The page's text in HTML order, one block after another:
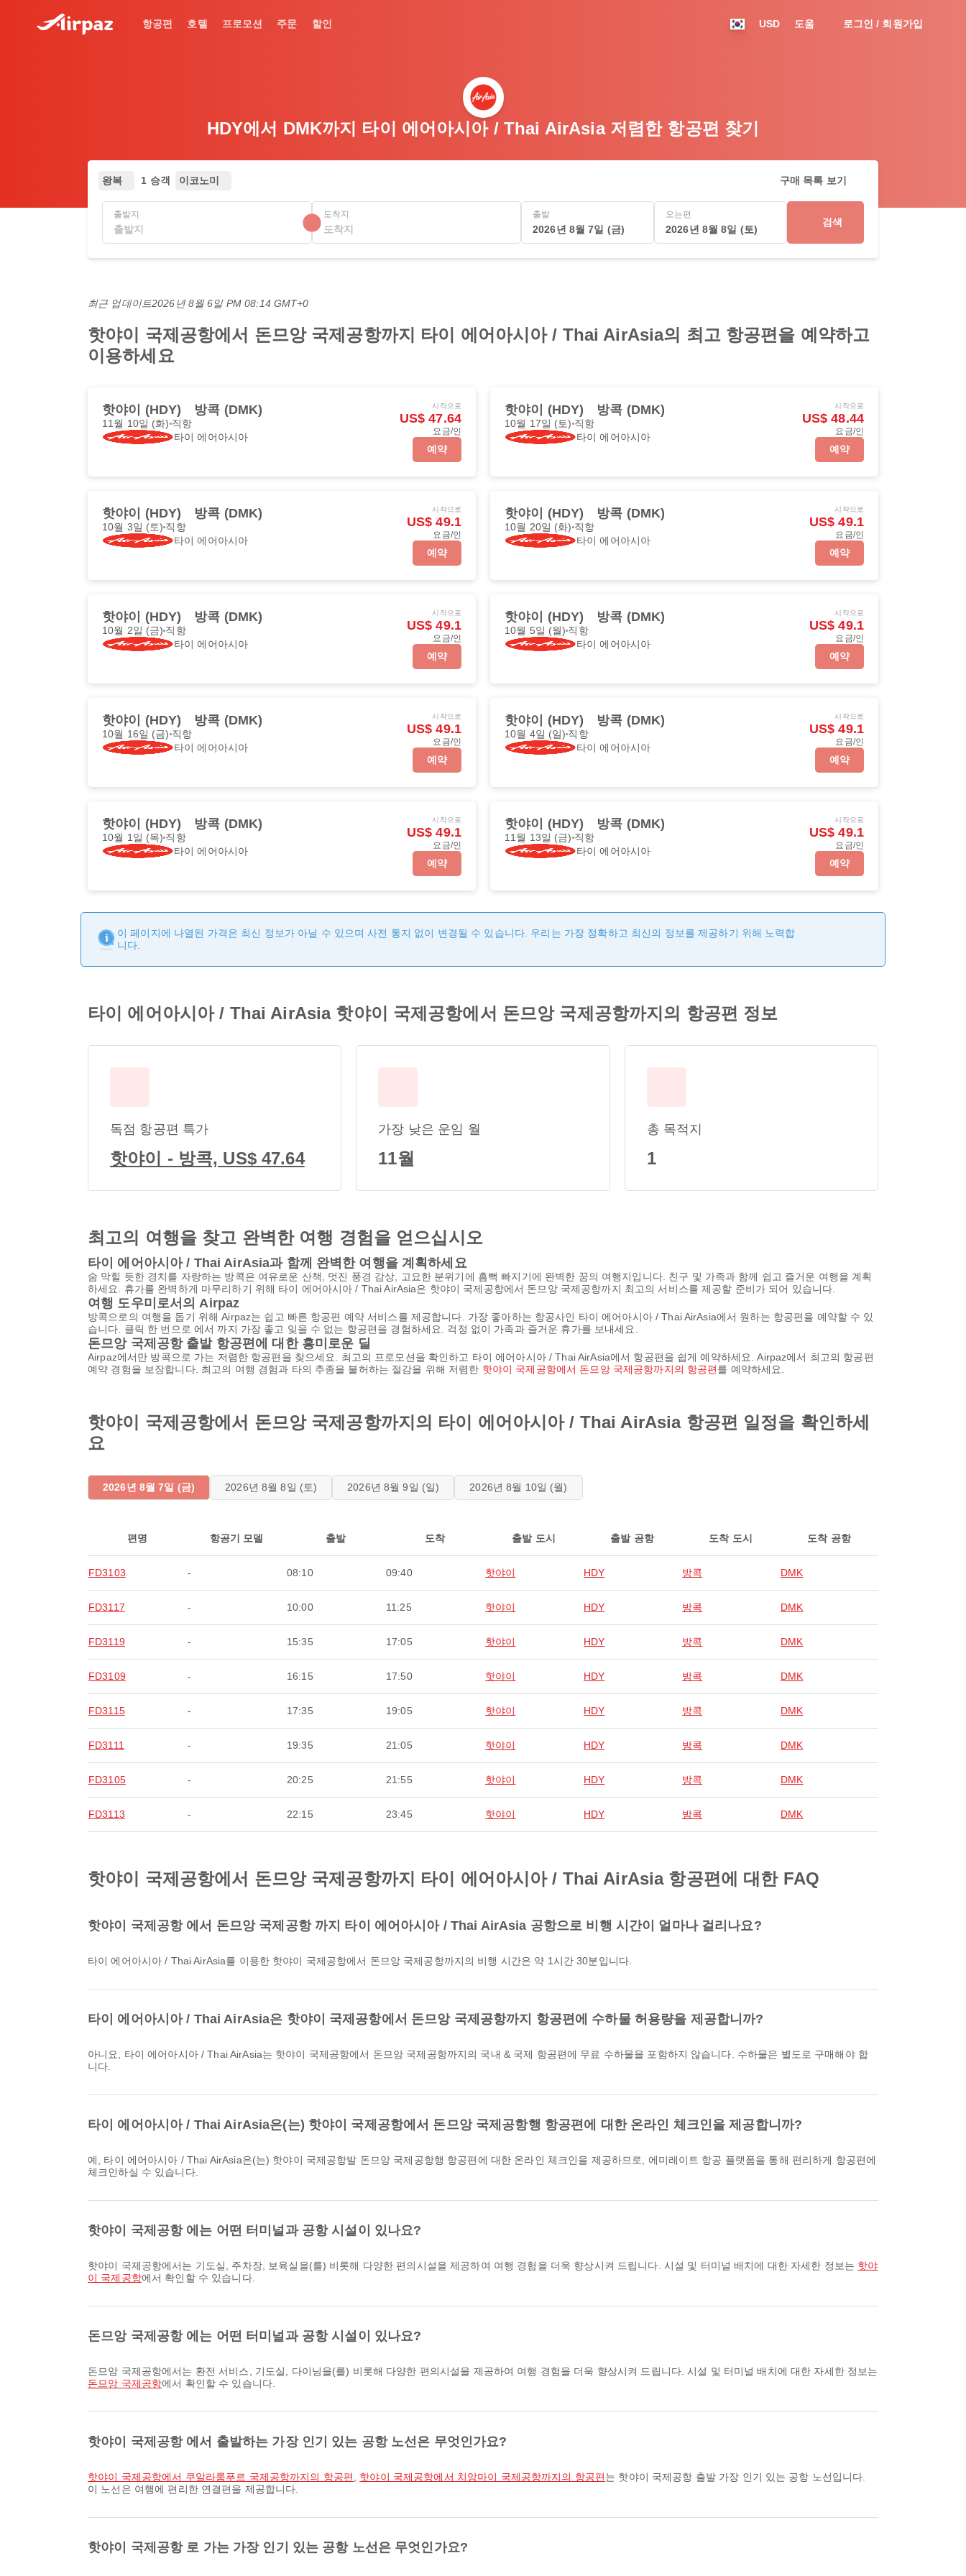
항공편 호텔 프로모션 주문 할인 USD 도움 로그인 / 회원가입
HDY에서 DMK까지 타이 에어아시아 / Thai AirAsia 저렴한 항공편 찾기
왕복 1 승객 이코노미 구매 목록 보기
출발지 도착지 출발
2026년 8월 7일 (금)
오는편
2026년 8월 8일 (토)
검색
최근 업데이트2026년 8월 6일 PM 08:14 GMT+0
핫야이 국제공항에서 돈므앙 국제공항까지 타이 에어아시아 / Thai AirAsia의 최고 항공편을 예약하고
이용하세요
핫야이 (HDY) 방콕 (DMK)
11월 10일 (화) 직항
타이 에어아시아
시작으로
US$ 47.64
요금/인
예약
핫야이 (HDY) 방콕 (DMK)
10월 17일 (토) 직항
타이 에어아시아
시작으로
US$ 48.44
요금/인
예약
핫야이 (HDY) 방콕 (DMK)
10월 3일 (토) 직항
타이 에어아시아
시작으로
US$ 49.1
요금/인
예약
핫야이 (HDY) 방콕 (DMK)
10월 20일 (화) 직항
타이 에어아시아
시작으로
US$ 49.1
요금/인
예약
핫야이 (HDY) 방콕 (DMK)
10월 2일 (금) 직항
타이 에어아시아
시작으로
US$ 49.1
요금/인
예약
핫야이 (HDY) 방콕 (DMK)
10월 5일 (월) 직항
타이 에어아시아
시작으로
US$ 49.1
요금/인
예약
핫야이 (HDY) 방콕 (DMK)
10월 16일 (금) 직항
타이 에어아시아
시작으로
US$ 49.1
요금/인
예약
핫야이 (HDY) 방콕 (DMK)
10월 4일 (일) 직항
타이 에어아시아
시작으로
US$ 49.1
요금/인
예약
핫야이 (HDY) 방콕 (DMK)
10월 1일 (목) 직항
타이 에어아시아
시작으로
US$ 49.1
요금/인
예약
핫야이 (HDY) 방콕 (DMK)
11월 13일 (금) 직항
타이 에어아시아
시작으로
US$ 49.1
요금/인
예약
이 페이지에 나열된 가격은 최신 정보가 아닐 수 있으며 사전 통지 없이 변경될 수 있습니다. 우리는 가장 정확하고 최신의 정보를 제공하기 위해 노력합
니다.
타이 에어아시아 / Thai AirAsia 핫야이 국제공항에서 돈므앙 국제공항까지의 항공편 정보
독점 항공편 특가
핫야이 - 방콕, US$ 47.64
가장 낮은 운임 월
11월
총 목적지
1
최고의 여행을 찾고 완벽한 여행 경험을 얻으십시오
타이 에어아시아 / Thai AirAsia과 함께 완벽한 여행을 계획하세요
숨 막힐 듯한 경치를 자랑하는 방콕은 여유로운 산책, 멋진 풍경 감상, 고요한 분위기에 흠뻑 빠지기에 완벽한 꿈의 여행지입니다. 친구 및 가족과 함께 쉽고 즐거운 여행을 계획
하세요. 휴가를 완벽하게 마무리하기 위해 타이 에어아시아 / Thai AirAsia은 핫야이 국제공항에서 돈므앙 국제공항까지 최고의 서비스를 제공할 준비가 되어 있습니다.
여행 도우미로서의 Airpaz
방콕으로의 여행을 돕기 위해 Airpaz는 쉽고 빠른 항공편 예약 서비스를 제공합니다. 가장 좋아하는 항공사인 타이 에어아시아 / Thai AirAsia에서 원하는 항공편을 예약할 수 있
습니다. 클릭 한 번으로 에서 까지 가장 좋고 잊을 수 없는 항공편을 경험하세요. 걱정 없이 가족과 즐거운 휴가를 보내세요.
돈므앙 국제공항 출발 항공편에 대한 흥미로운 딜
Airpaz에서만 방콕으로 가는 저렴한 항공편을 찾으세요. 최고의 프로모션을 확인하고 타이 에어아시아 / Thai AirAsia에서 항공편을 쉽게 예약하세요. Airpaz에서 최고의 항공편
예약 경험을 보장합니다. 최고의 여행 경험과 타의 추종을 불허하는 절감을 위해 저렴한 핫야이 국제공항에서 돈므앙 국제공항까지의 항공편를 예약하세요.
핫야이 국제공항에서 돈므앙 국제공항까지의 타이 에어아시아 / Thai AirAsia 항공편 일정을 확인하세
요
2026년 8월 7일 (금) 2026년 8월 8일 (토) 2026년 8월 9일 (일) 2026년 8월 10일 (월)
편명 항공기 모델 출발 도착 출발 도시 출발 공항 도착 도시 도착 공항
FD3103 - 08:10 09:40 핫야이 HDY 방콕 DMK
FD3117 - 10:00 11:25 핫야이 HDY 방콕 DMK
FD3119 - 15:35 17:05 핫야이 HDY 방콕 DMK
FD3109 - 16:15 17:50 핫야이 HDY 방콕 DMK
FD3115 - 17:35 19:05 핫야이 HDY 방콕 DMK
FD3111 - 19:35 21:05 핫야이 HDY 방콕 DMK
FD3105 - 20:25 21:55 핫야이 HDY 방콕 DMK
FD3113 - 22:15 23:45 핫야이 HDY 방콕 DMK
핫야이 국제공항에서 돈므앙 국제공항까지 타이 에어아시아 / Thai AirAsia 항공편에 대한 FAQ
핫야이 국제공항 에서 돈므앙 국제공항 까지 타이 에어아시아 / Thai AirAsia 공항으로 비행 시간이 얼마나 걸리나요?
타이 에어아시아 / Thai AirAsia를 이용한 핫야이 국제공항에서 돈므앙 국제공항까지의 비행 시간은 약 1시간 30분입니다.
타이 에어아시아 / Thai AirAsia은 핫야이 국제공항에서 돈므앙 국제공항까지 항공편에 수하물 허용량을 제공합니까?
아니요, 타이 에어아시아 / Thai AirAsia는 핫야이 국제공항에서 돈므앙 국제공항까지의 국내 & 국제 항공편에 무료 수하물을 포함하지 않습니다. 수하물은 별도로 구매해야 합
니다.
타이 에어아시아 / Thai AirAsia은(는) 핫야이 국제공항에서 돈므앙 국제공항행 항공편에 대한 온라인 체크인을 제공합니까?
예, 타이 에어아시아 / Thai AirAsia은(는) 핫야이 국제공항발 돈므앙 국제공항행 항공편에 대한 온라인 체크인을 제공하므로, 에미레이트 항공 플랫폼을 통해 편리하게 항공편에
체크인하실 수 있습니다.
핫야이 국제공항 에는 어떤 터미널과 공항 시설이 있나요?
핫야이 국제공항에서는 기도실, 주차장, 보육실을(를) 비롯해 다양한 편의시설을 제공하여 여행 경험을 더욱 향상시켜 드립니다. 시설 및 터미널 배치에 대한 자세한 정보는 핫야
이 국제공항에서 확인할 수 있습니다.
돈므앙 국제공항 에는 어떤 터미널과 공항 시설이 있나요?
돈므앙 국제공항에서는 환전 서비스, 기도실, 다이닝을(를) 비롯해 다양한 편의시설을 제공하여 여행 경험을 더욱 향상시켜 드립니다. 시설 및 터미널 배치에 대한 자세한 정보는
돈므앙 국제공항에서 확인할 수 있습니다.
핫야이 국제공항 에서 출발하는 가장 인기 있는 공항 노선은 무엇인가요?
핫야이 국제공항에서 쿠알라룸푸르 국제공항까지의 항공편 핫야이 국제공항에서 치앙마이 국제공항까지의 항공편는 핫야이 국제공항 출발 가장 인기 있는 공항 노선입니다.
이 노선은 여행에 편리한 연결편을 제공합니다.
핫야이 국제공항 로 가는 가장 인기 있는 공항 노선은 무엇인가요?